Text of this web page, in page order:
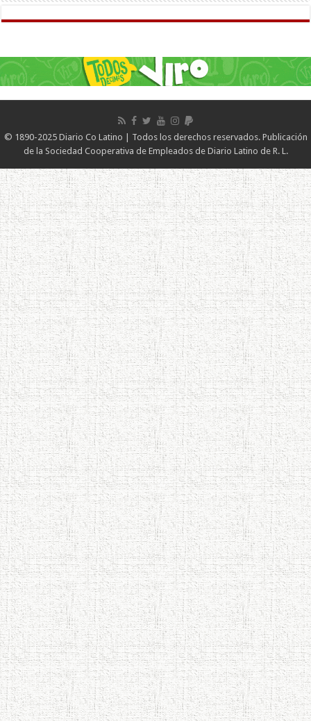
© 1890-2025 Diario Co Latino | Todos los derechos reservados. Publicación
de la Sociedad Cooperativa de Empleados de Diario Latino de R. L.